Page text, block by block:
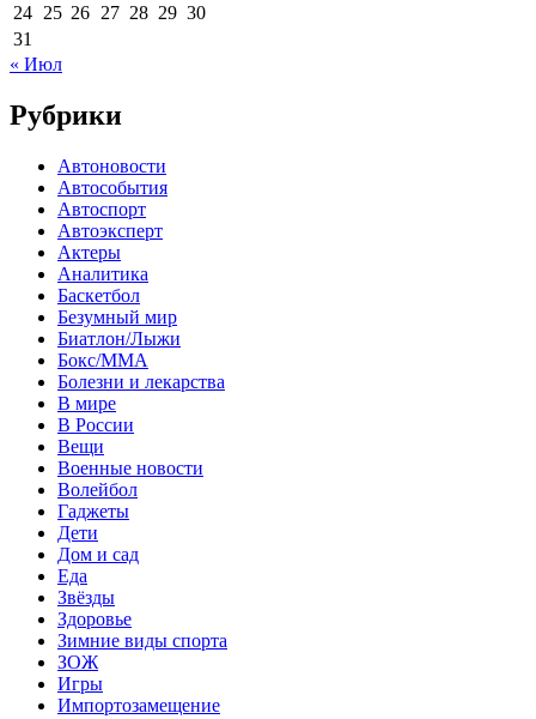
24 25 26 27 28 29 30
31
« Июл
Рубрики
Автоновости
Автособытия
Автоспорт
Автоэксперт
Актеры
Аналитика
Баскетбол
Безумный мир
Биатлон/Лыжи
Бокс/MMA
Болезни и лекарства
В мире
В России
Вещи
Военные новости
Волейбол
Гаджеты
Дети
Дом и сад
Еда
Звёзды
Здоровье
Зимние виды спорта
ЗОЖ
Игры
Импортозамещение